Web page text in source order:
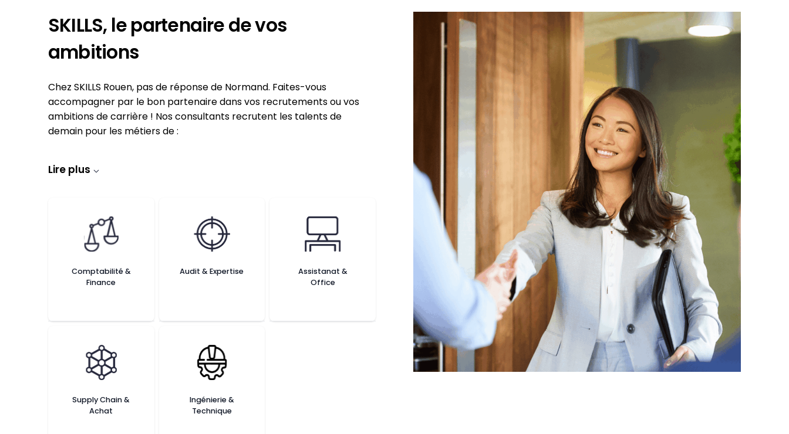
SKILLS, le partenaire de vos
ambitions
Chez SKILLS Rouen, pas de réponse de Normand. Faites-vous
accompagner par le bon partenaire dans vos recrutements ou vos
ambitions de carrière ! Nos consultants recrutent les talents de
demain pour les métiers de :
Lire plus
Comptabilité &
Finance
Audit & Expertise
Assistanat &
Office
Supply Chain &
Achat
Ingénierie &
Technique